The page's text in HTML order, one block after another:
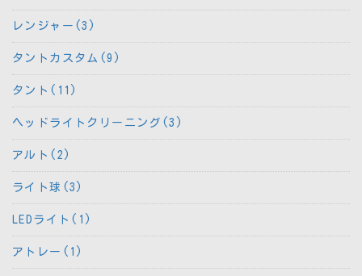
レンジャー(3)
タントカスタム(9)
タント(11)
ヘッドライトクリーニング(3)
アルト(2)
ライト球(3)
LEDライト(1)
アトレー(1)